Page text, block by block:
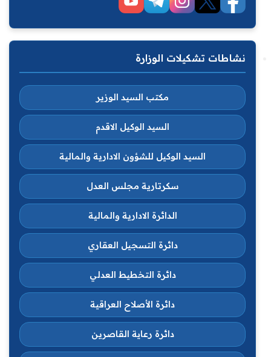
نشاطات تشكيلات الوزارة
مكتب السيد الوزير
السيد الوكيل الاقدم
السيد الوكيل للشؤون الادارية والمالية
سكرتارية مجلس العدل
الدائرة الادارية والمالية
دائرة التسجيل العقاري
دائرة التخطيط العدلي
دائرة الأصلاح العراقية
دائرة رعاية القاصرين